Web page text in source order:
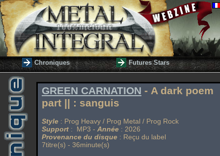
Chroniques Futures Stars
GREEN CARNATION - A dark poem
part || : sanguis
Style : Prog Heavy / Prog Metal / Prog Rock
Support : MP3 - Année : 2026
Provenance du disque : Reçu du label
7titre(s) - 36minute(s)